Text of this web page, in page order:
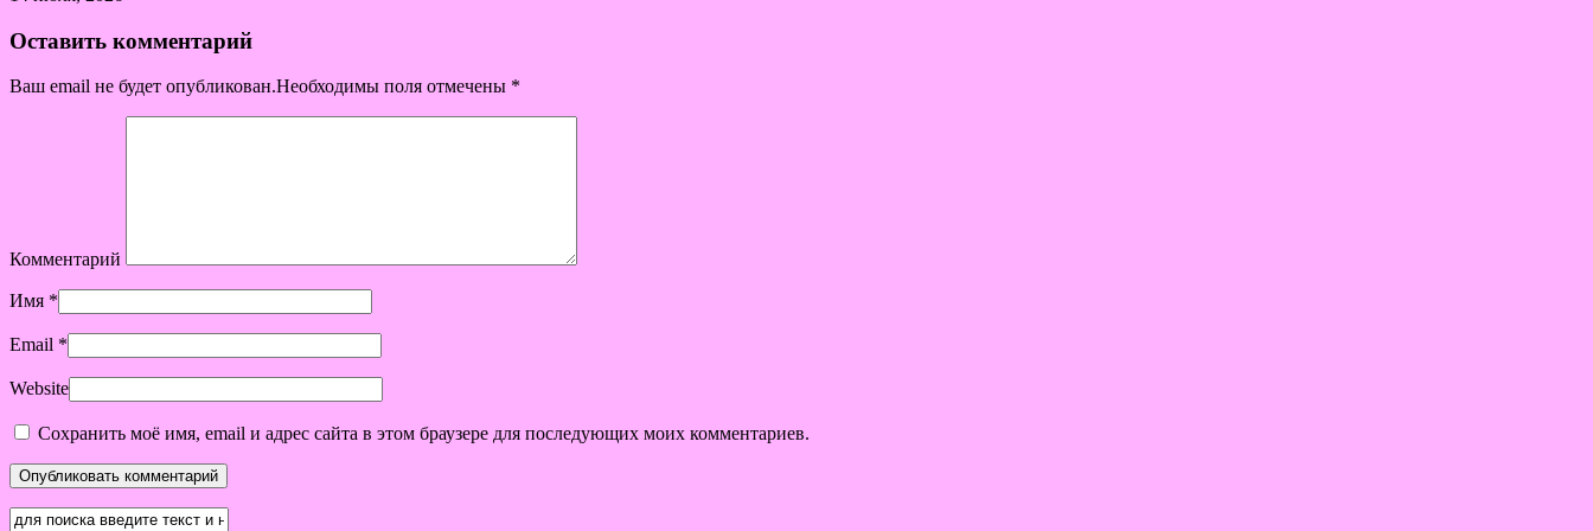
Оставить комментарий
Ваш email не будет опубликован.Необходимы поля отмечены *
Комментарий
Имя *
Email *
Website
Сохранить моё имя, email и адрес сайта в этом браузере для последующих моих комментариев.